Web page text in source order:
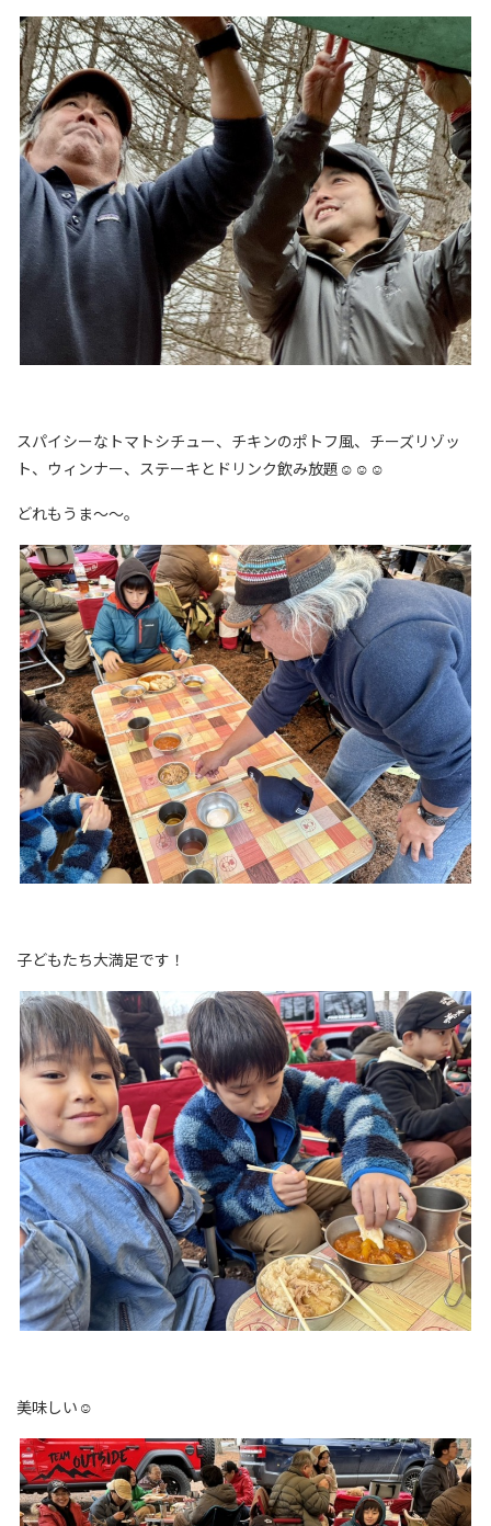
スパイシーなトマトシチュー、チキンのポトフ風、チーズリゾッ
ト、ウィンナー、ステーキとドリンク飲み放題☺☺☺
どれもうま～～。
子どもたち大満足です！
美味しい☺